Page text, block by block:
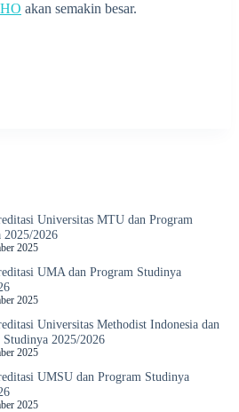
akan semakin besar.
Universitas MTU dan Program
2025/2026
2025
UMA dan Program Studinya
2025
Universitas Methodist Indonesia dan
Studinya 2025/2026
2025
UMSU dan Program Studinya
2025